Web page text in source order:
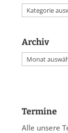
Kategorien
Archiv
Archiv
Termine
Alle unsere